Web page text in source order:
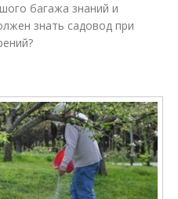
багажа знаний и
знать садовод при